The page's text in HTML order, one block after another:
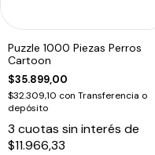
Puzzle 1000 Piezas Perros
Cartoon
$35.899,00
$32.309,10 con Transferencia o
depósito
3 cuotas sin interés de
$11.966,33